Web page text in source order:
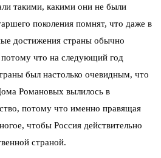
такими, какими они не были
поколения помнят, что даже в
достижения страны обычно
что на следующий год
был настолько очевидным, что
Романовых вылилось в
потому что именно правящая
чтобы Россия действительно
страной.